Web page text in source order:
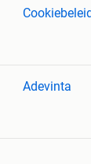
Cookiebeleid
Adevinta